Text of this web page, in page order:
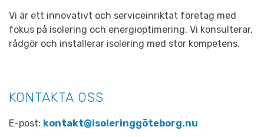
Vi är ett innovativt och serviceinriktat företag med
fokus på isolering och energioptimering. Vi konsulterar,
rådgör och installerar isolering med stor kompetens.
KONTAKTA OSS
E-post: kontakt@isoleringgöteborg.nu